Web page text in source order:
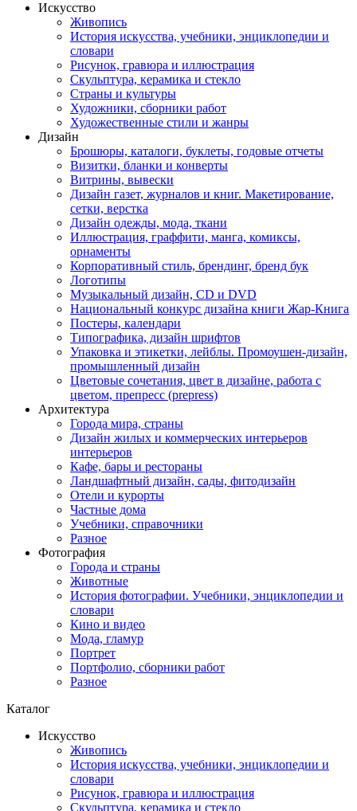
Искусство
Живопись
История искусства, учебники, энциклопедии и
словари
Рисунок, гравюра и иллюстрация
Скульптура, керамика и стекло
Страны и культуры
Художники, сборники работ
Художественные стили и жанры
Дизайн
Брошюры, каталоги, буклеты, годовые отчеты
Визитки, бланки и конверты
Витрины, вывески
Дизайн газет, журналов и книг. Макетирование,
сетки, верстка
Дизайн одежды, мода, ткани
Иллюстрация, граффити, манга, комиксы,
орнаменты
Корпоративный стиль, брендинг, бренд бук
Логотипы
Музыкальный дизайн, СD и DVD
Национальный конкурс дизайна книги Жар-Книга
Постеры, календари
Типографика, дизайн шрифтов
Упаковка и этикетки, лейблы. Промоушен-дизайн,
промышленный дизайн
Цветовые сочетания, цвет в дизайне, работа с
цветом, препресс (prepress)
Архитектура
Города мира, страны
Дизайн жилых и коммерческих интерьеров
интерьеров
Кафе, бары и рестораны
Ландшафтный дизайн, сады, фитодизайн
Отели и курорты
Частные дома
Учебники, справочники
Разное
Фотография
Города и страны
Животные
История фотографии. Учебники, энциклопедии и
словари
Кино и видео
Мода, гламур
Портрет
Портфолио, сборники работ
Разное
Каталог
Искусство
Живопись
История искусства, учебники, энциклопедии и
словари
Рисунок, гравюра и иллюстрация
Скульптура, керамика и стекло